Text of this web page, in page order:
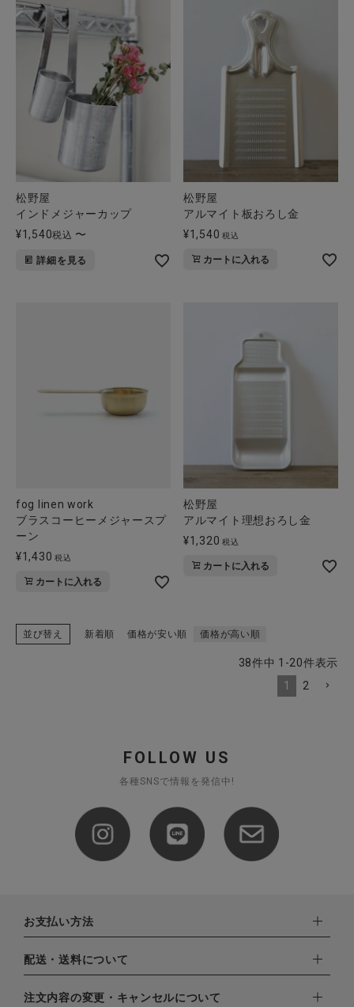
松野屋
インドメジャーカップ
¥1,540税込 〜
詳細を見る
松野屋
アルマイト板おろし金
¥1,540 税込
カートに入れる
fog linen work
ブラスコーヒーメジャースプ
ーン
¥1,430 税込
カートに入れる
松野屋
アルマイト理想おろし金
¥1,320 税込
カートに入れる
並び替え 新着順 価格が安い順 価格が高い順
38件中 1 -20件表示
1
2
FOLLOW US
各種SNSで情報を発信中!
お支払い方法
下記お支払い方法よりお選びいただけます。
・クレジットカード（VISA,mastercard,JCB,AMERICAN
EXPRESS,Diners Club）
配送・送料について
配達業者：日本郵便
注文内容の変更・キャンセルについて